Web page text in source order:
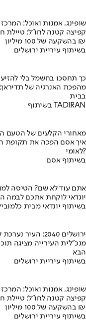
שופינג, אמנות ואוכל:
קפיצה קטנה לחו"ל: טיילת
בהשקעה של 100 מיליון ₪
בשיתוף עיריית ירושלים
כך תחסכו בחשמל בלי להזיע
מהפכת האנרגיה של
בבית
בשיתוף TADIRAN
מאחורי הקלעים של הטעם
לאומי?
בשיתוף אסם
אתם עוד לא שם? הטיסה
יונדאי לוקחת אתכם לבמה
בשיתוף יונדאי מבית
ירושלים 2040: העיר נערכת ל- 1.5 מליון תושבים
מנכ"לית העירייה מציגה
הבא
בשיתוף עיריית ירושלים
שופינג, אמנות ואוכל:
קפיצה קטנה לחו"ל: טיילת
בהשקעה של 100 מיליון ₪
בשיתוף עיריית ירושלים